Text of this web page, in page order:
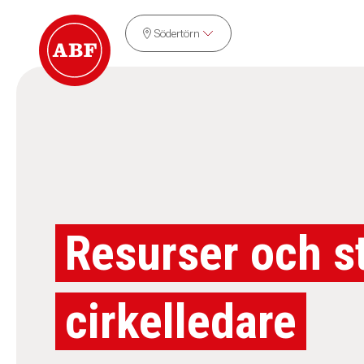
Södertörn
Resurser och
cirkelledare